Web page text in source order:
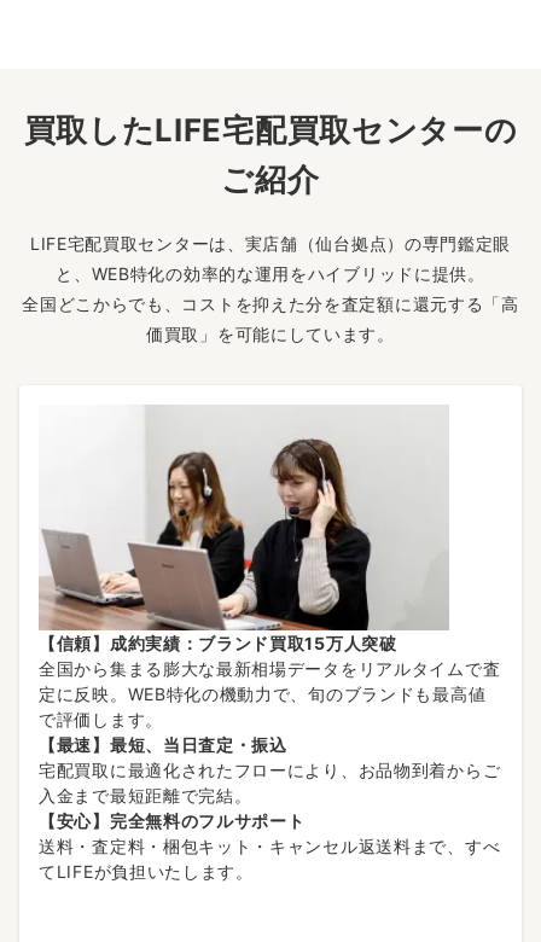
買取したLIFE宅配買取センターの
ご紹介
LIFE宅配買取センターは、実店舗（仙台拠点）の専門鑑定眼
と、WEB特化の効率的な運用をハイブリッドに提供。
全国どこからでも、コストを抑えた分を査定額に還元する「高
価買取」を可能にしています。
【信頼】成約実績：ブランド買取15万人突破
全国から集まる膨大な最新相場データをリアルタイムで査
定に反映。WEB特化の機動力で、旬のブランドも最高値
で評価します。
【最速】最短、当日査定・振込
宅配買取に最適化されたフローにより、お品物到着からご
入金まで最短距離で完結。
【安心】完全無料のフルサポート
送料・査定料・梱包キット・キャンセル返送料まで、すべ
てLIFEが負担いたします。